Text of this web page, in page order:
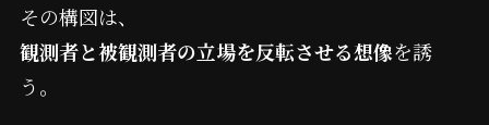
その構図は、
観測者と被観測者の立場を反転させる想像を誘
う。